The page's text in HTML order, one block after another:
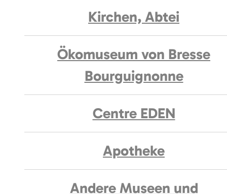
Kirchen, Abtei
Ökomuseum von Bresse
Bourguignonne
Centre EDEN
Apotheke
Andere Museen und